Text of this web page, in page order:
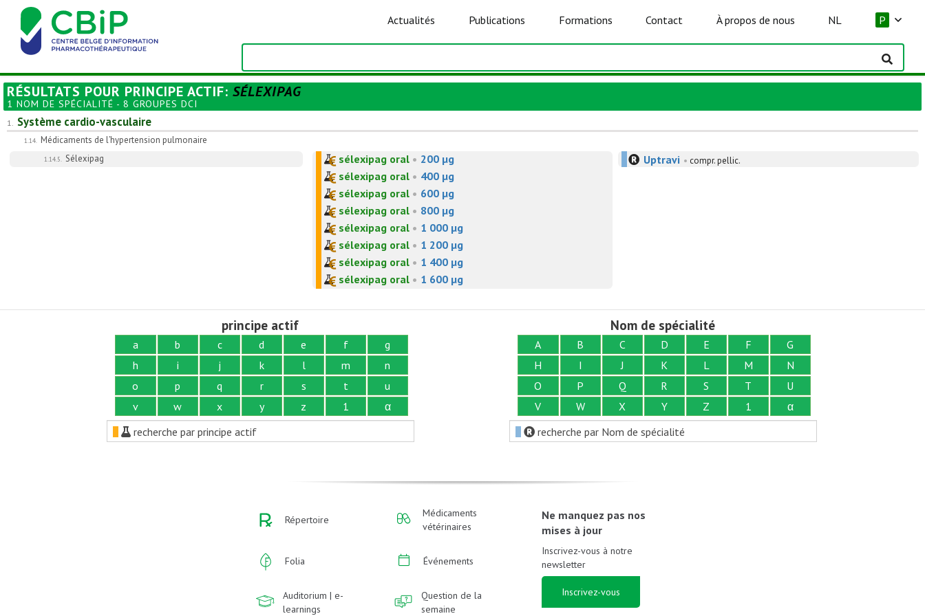
Actualités Publications Formations Contact À propos de nous NL P
RÉSULTATS POUR PRINCIPE ACTIF: SÉLEXIPAG
1 NOM DE SPÉCIALITÉ - 8 GROUPES DCI
1. Système cardio-vasculaire
1.14. Médicaments de l’hypertension pulmonaire
1.14.5. Sélexipag sélexipag oral• 200 µg
sélexipag oral• 400 µg
sélexipag oral• 600 µg
sélexipag oral• 800 µg
sélexipag oral• 1 000 µg
sélexipag oral• 1 200 µg
sélexipag oral• 1 400 µg
sélexipag oral• 1 600 µg
Uptravi • compr. pellic.
principe actif
a b c d e f
g
h
i j k l m
n
o
p q r s t
u
v
w x y z 1
α
recherche par principe actif
Nom de spécialité
A B C D E F
G
H
I J K L M
N
O
P Q R S T
U
V
W X Y Z 1
α
recherche par Nom de spécialité
Répertoire
Folia
Auditorium | e-
learnings
Médicaments
vétérinaires
Événements
Question de la
semaine
Ne manquez pas nos
mises à jour
Inscrivez-vous à notre
newsletter
Inscrivez-vous